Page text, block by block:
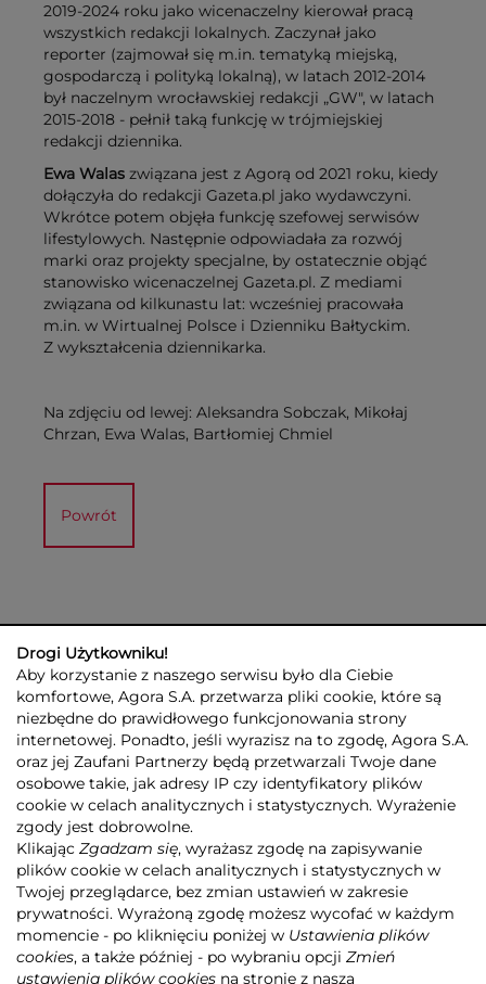
2019-2024 roku jako wicenaczelny kierował pracą
wszystkich redakcji lokalnych. Zaczynał jako
reporter (zajmował się m.in. tematyką miejską,
gospodarczą i polityką lokalną), w latach 2012-2014
był naczelnym wrocławskiej redakcji „GW", w latach
2015-2018 - pełnił taką funkcję w trójmiejskiej
redakcji dziennika.
Ewa Walas związana jest z Agorą od 2021 roku, kiedy
dołączyła do redakcji Gazeta.pl jako wydawczyni.
Wkrótce potem objęła funkcję szefowej serwisów
lifestylowych. Następnie odpowiadała za rozwój
marki oraz projekty specjalne, by ostatecznie objąć
stanowisko wicenaczelnej Gazeta.pl. Z mediami
związana od kilkunastu lat: wcześniej pracowała
m.in. w Wirtualnej Polsce i Dzienniku Bałtyckim.
Z wykształcenia dziennikarka.
Na zdjęciu od lewej: Aleksandra Sobczak, Mikołaj
Chrzan, Ewa Walas, Bartłomiej Chmiel
Powrót
GRUPA AGORA DLA INWESTORÓW DLA MEDIÓW
REKLAMA
ESG
KONTAKT
© 2026 Copyright AGORA SA
POLITYKA PRYWATNOŚCI AGORA S.A.
POLITYKA PRYWATNOŚCI SERWISU AGORA.PL
POLITYKA TRANSPARENTNOŚCI
ZASTRZEŻENIE PRAWNOAUTORSKIE
INFORMACJE O USŁUGACH MEDIALNYCH
MAPA SERWISU RSS
Drogi Użytkowniku!
Aby korzystanie z naszego serwisu było dla Ciebie
komfortowe, Agora S.A. przetwarza pliki cookie, które są
niezbędne do prawidłowego funkcjonowania strony
internetowej. Ponadto, jeśli wyrazisz na to zgodę, Agora S.A.
oraz jej Zaufani Partnerzy będą przetwarzali Twoje dane
osobowe takie, jak adresy IP czy identyfikatory plików
cookie w celach analitycznych i statystycznych. Wyrażenie
zgody jest dobrowolne.
Klikając Zgadzam się, wyrażasz zgodę na zapisywanie
plików cookie w celach analitycznych i statystycznych w
Twojej przeglądarce, bez zmian ustawień w zakresie
prywatności. Wyrażoną zgodę możesz wycofać w każdym
momencie - po kliknięciu poniżej w Ustawienia plików
cookies, a także później - po wybraniu opcji Zmień
ustawienia plików cookies na stronie z naszą